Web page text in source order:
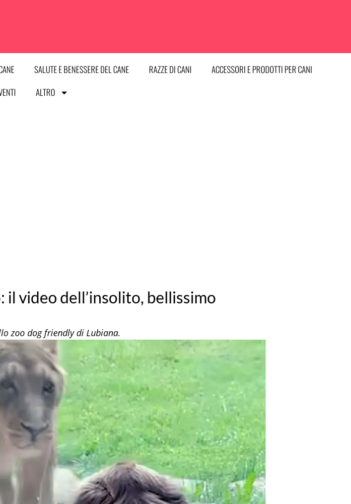
SALUTE E BENESSERE DEL CANE RAZZE DI CANI
ACCESSORI E PRODOTTI PER CANI
ALTRO
video dell’insolito, bellissimo
zoo dog friendly di Lubiana.